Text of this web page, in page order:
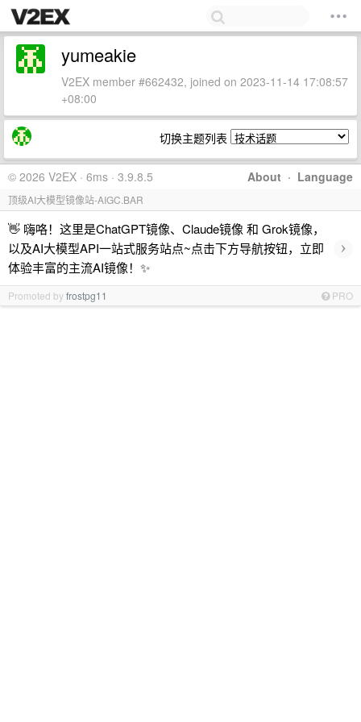
yumeakie
V2EX member #662432, joined on 2023-11-14 17:08:57
+08:00
切换主题列表
About · Language
© 2026 V2EX · 6ms · 3.9.8.5
顶级AI大模型镜像站-AIGC.BAR
👋 嗨咯！这里是ChatGPT镜像、Claude镜像 和 Grok镜像，
以及AI大模型API一站式服务站点~点击下方导航按钮，立即
体验丰富的主流AI镜像！✨
›
Promoted byfrostpg11 PRO